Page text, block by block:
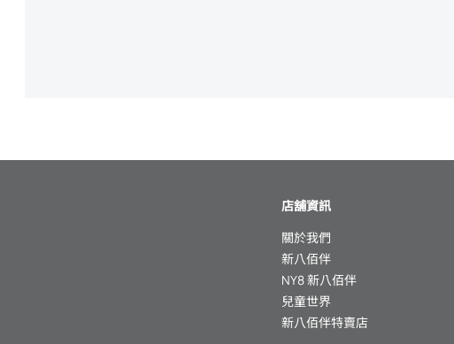
店舖資訊
關於我們
新八佰伴
NY8 新八佰伴
兒童世界
新八佰伴特賣店